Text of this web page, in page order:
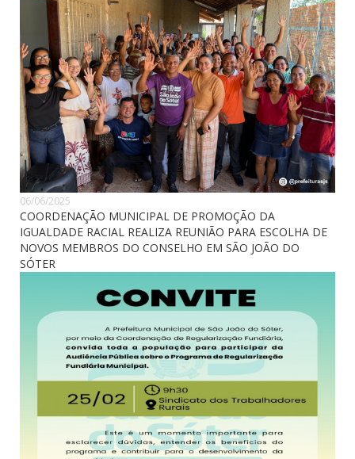
06/06/2025
COORDENAÇÃO MUNICIPAL DE PROMOÇÃO DA
IGUALDADE RACIAL REALIZA REUNIÃO PARA ESCOLHA DE
NOVOS MEMBROS DO CONSELHO EM SÃO JOÃO DO
SÓTER